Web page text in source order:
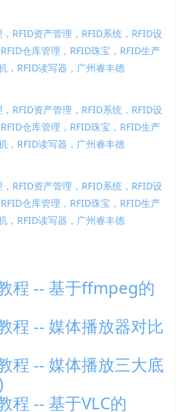
程 -- 基于ffmpeg的
程 -- 媒体播放器对比
程 -- 媒体播放三大底
程 -- 基于VLC的